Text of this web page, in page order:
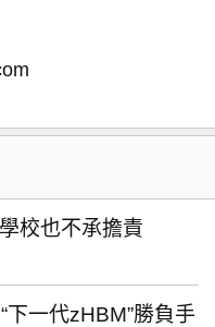
校也不承擔責
一代zHBM”勝負手